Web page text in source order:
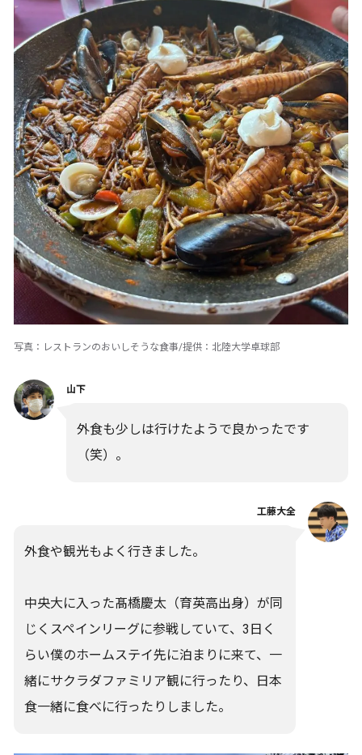
写真：レストランのおいしそうな食事/提供：北陸大学卓球部
山下
外食も少しは行けたようで良かったです
（笑）。
工藤大全
外食や観光もよく行きました。
中央大に入った髙橋慶太（育英高出身）が同
じくスペインリーグに参戦していて、3日く
らい僕のホームステイ先に泊まりに来て、一
緒にサクラダファミリア観に行ったり、日本
食一緒に食べに行ったりしました。